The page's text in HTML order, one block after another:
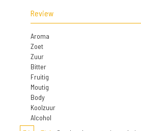
Review
Aroma
Zoet
Zuur
Bitter
Fruitig
Moutig
Body
Koolzuur
Alcohol